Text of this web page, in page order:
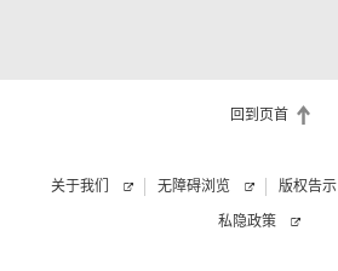
回到页首
关于我们 无障碍浏览 版权告示
私隐政策